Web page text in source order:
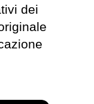
dei